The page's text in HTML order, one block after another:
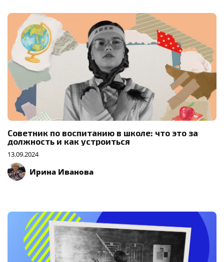
Советник по воспитанию в школе: что это за
должность и как устроиться
13.09.2024
Ирина Иванова